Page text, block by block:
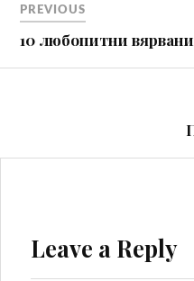
PREVIOUS
10 любопитни
Leave a Reply